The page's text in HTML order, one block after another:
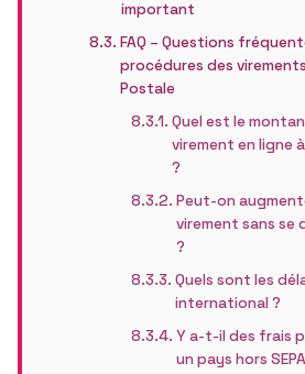
important
FAQ – Questions
procédures des
Postale
Quel est le
virement en ligne
?
Peut-on
virement sans se
?
Quels sont les
international ?
Y a-t-il des frais
un pays hors